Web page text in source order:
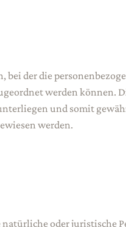
bei der die
werden können.
und somit
werden.
oder juristische